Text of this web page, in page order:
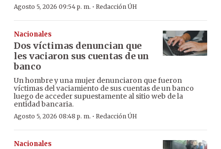
Agosto 5, 2026 09:54 p. m. · Redacción ÚH
Nacionales
Dos víctimas denuncian que
les vaciaron sus cuentas de un
banco
Un hombre y una mujer denunciaron que fueron
víctimas del vaciamiento de sus cuentas de un banco
luego de acceder supuestamente al sitio web de la
entidad bancaria.
Agosto 5, 2026 08:48 p. m. · Redacción ÚH
Nacionales